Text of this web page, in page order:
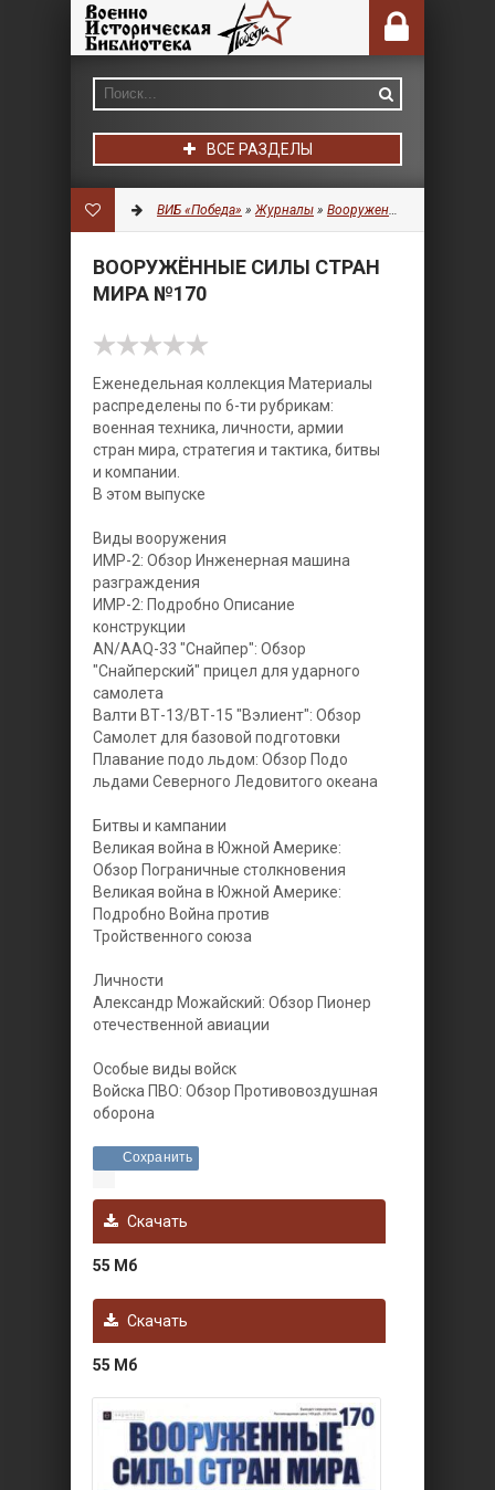
ВСЕ РАЗДЕЛЫ
ВИБ «Победа» »Журналы » Вооруженные силы стран мира
ВООРУЖЁННЫЕ СИЛЫ СТРАН
МИРА №170
Еженедельная коллекция Материалы
распределены по 6-ти рубрикам:
военная техника, личности, армии
стран мира, стратегия и тактика, битвы
и компании.
В этом выпуске
Виды вооружения
ИМР-2: Обзор Инженерная машина
разграждения
ИМР-2: Подробно Описание
конструкции
AN/AAQ-33 "Снайпер": Обзор
"Снайперский" прицел для ударного
самолета
Валти ВТ-13/ВТ-15 "Вэлиент": Обзор
Самолет для базовой подготовки
Плавание подо льдом: Обзор Подо
льдами Северного Ледовитого океана
Битвы и кампании
Великая война в Южной Америке:
Обзор Пограничные столкновения
Великая война в Южной Америке:
Подробно Война против
Тройственного союза
Личности
Александр Можайский: Обзор Пионер
отечественной авиации
Особые виды войск
Войска ПВО: Обзор Противовоздушная
оборона
Сохранить
Скачать
55 Мб
Скачать
55 Мб